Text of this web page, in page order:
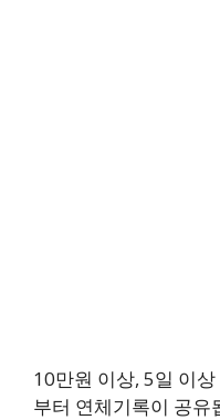
10만원 이상, 5일 이
부터 연체기록이 공